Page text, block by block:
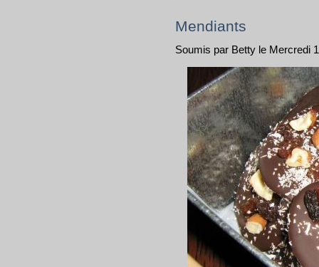
Mendiants
Soumis par Betty le Mercredi